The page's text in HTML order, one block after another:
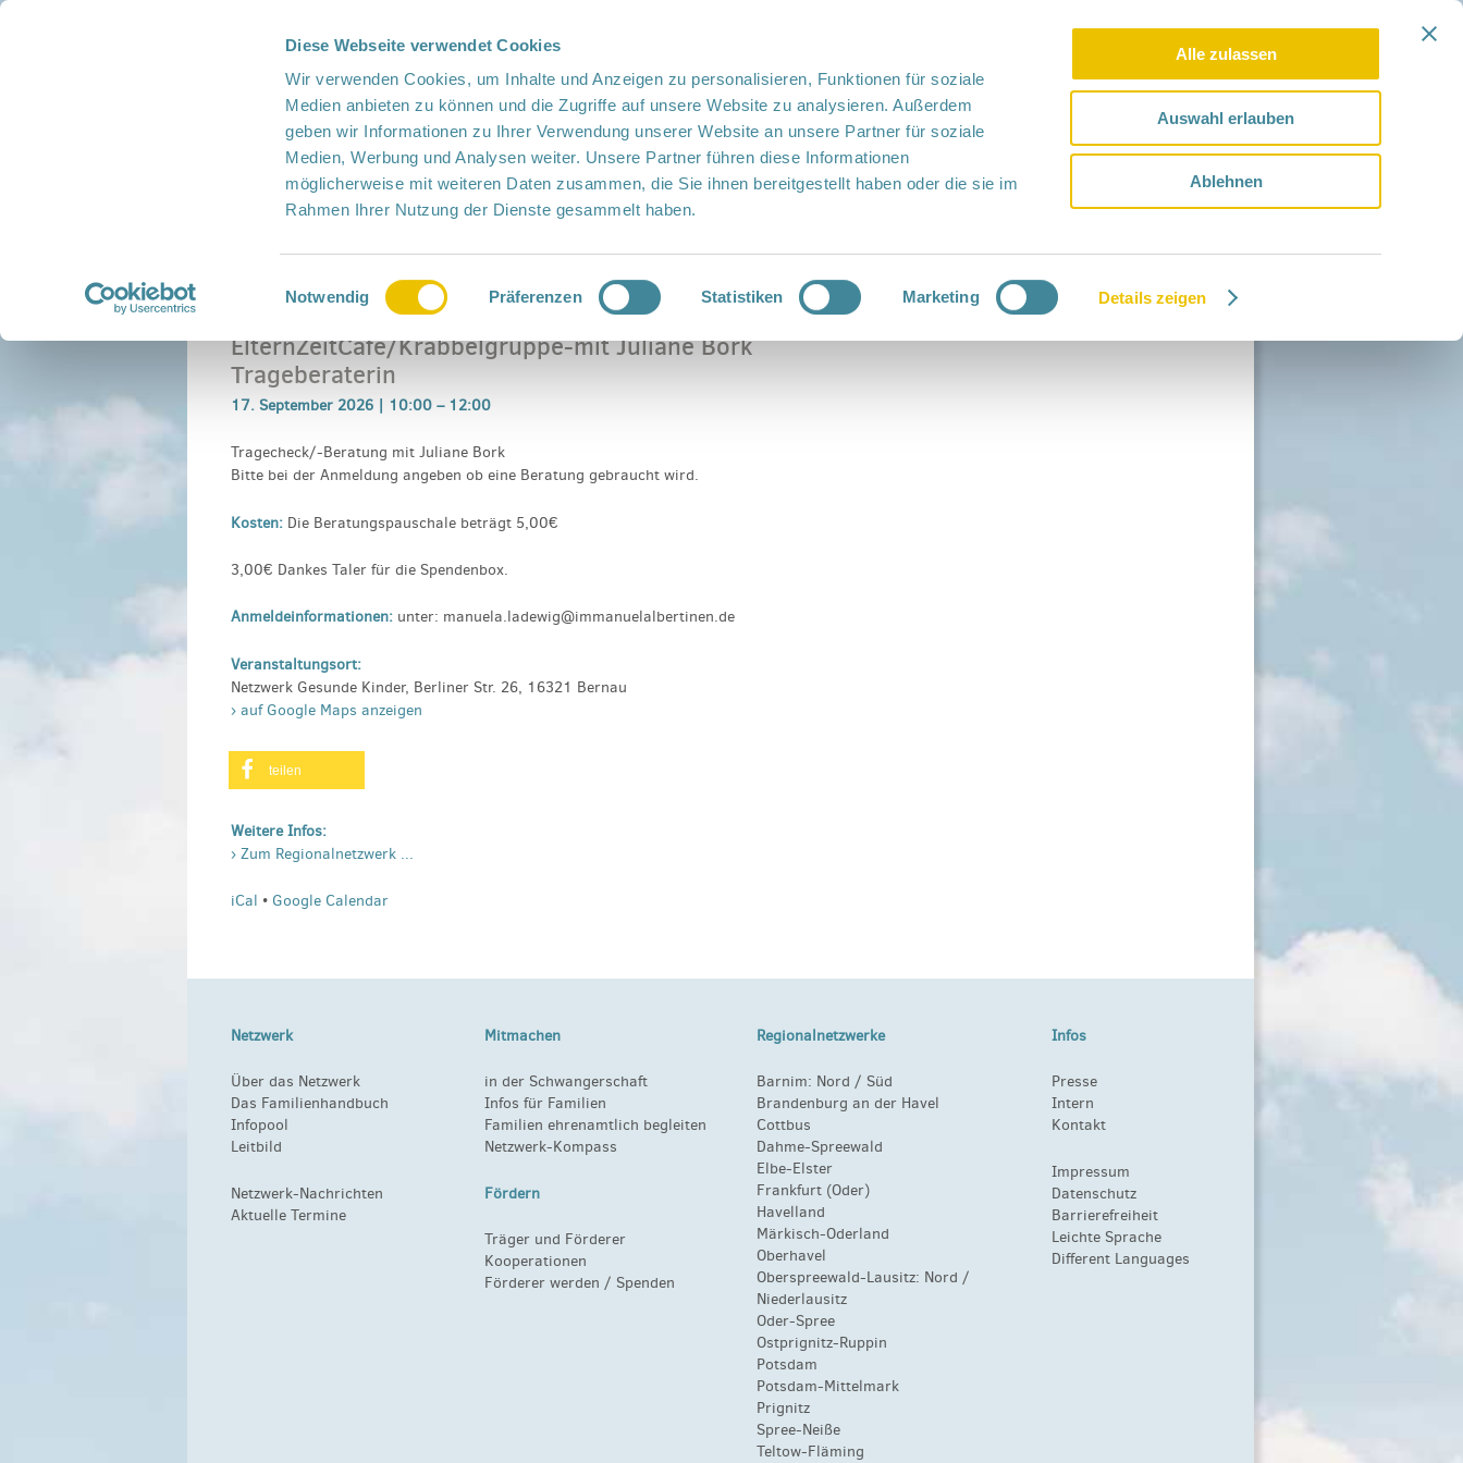
Diese Webseite verwendet Cookies
Wir verwenden Cookies, um Inhalte und Anzeigen zu personalisieren, Funktionen für soziale
Medien anbieten zu können und die Zugriffe auf unsere Website zu analysieren. Außerdem
geben wir Informationen zu Ihrer Verwendung unserer Website an unsere Partner für soziale
Medien, Werbung und Analysen weiter. Unsere Partner führen diese Informationen
möglicherweise mit weiteren Daten zusammen, die Sie ihnen bereitgestellt haben oder die sie im
Rahmen Ihrer Nutzung der Dienste gesammelt haben.
Einwilligungsauswahl
Notwendig Präferenzen Statistiken Marketing Details zeigen
Alle zulassen
Auswahl erlauben
Ablehnen
Intern Netzwerk-Kompass Leichte Sprache
Termine
ElternZeitCafé/Krabbelgruppe-mit Juliane Bork Trageberaterin
ElternZeitCafé/Krabbelgruppe-mit Juliane Bork
Trageberaterin
17. September 2026 | 10:00 – 12:00
Tragecheck/-Beratung mit Juliane Bork
Bitte bei der Anmeldung angeben ob eine Beratung gebraucht wird.
Kosten: Die Beratungspauschale beträgt 5,00€
3,00€ Dankes Taler für die Spendenbox.
Anmeldeinformationen: unter: manuela.ladewig@immanuelalbertinen.de
Veranstaltungsort:
Netzwerk Gesunde Kinder, Berliner Str. 26, 16321 Bernau
› auf Google Maps anzeigen
teilen
Weitere Infos:
› Zum Regionalnetzwerk ...
iCal • Google Calendar
Netzwerk
Über das Netzwerk
Das Familienhandbuch
Infopool
Leitbild
Netzwerk-Nachrichten
Aktuelle Termine
Mitmachen
in der Schwangerschaft
Infos für Familien
Familien ehrenamtlich begleiten
Netzwerk-Kompass
Fördern
Träger und Förderer
Kooperationen
Förderer werden / Spenden
Regionalnetzwerke
Barnim: Nord / Süd
Brandenburg an der Havel
Cottbus
Dahme-Spreewald
Elbe-Elster
Frankfurt (Oder)
Havelland
Märkisch-Oderland
Oberhavel
Oberspreewald-Lausitz: Nord /
Niederlausitz
Oder-Spree
Ostprignitz-Ruppin
Potsdam
Potsdam-Mittelmark
Prignitz
Spree-Neiße
Teltow-Fläming
Infos
Presse
Intern
Kontakt
Impressum
Datenschutz
Barrierefreiheit
Leichte Sprache
Different Languages